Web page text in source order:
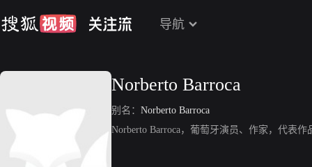
导航
Norberto Barroca
别名： Norberto Barroca
Norberto Barroca，葡萄牙演员、作家，代表作